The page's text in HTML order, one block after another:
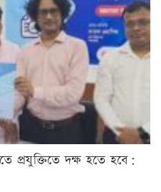
প্রযুক্তিতে দক্ষ হতে হবে: